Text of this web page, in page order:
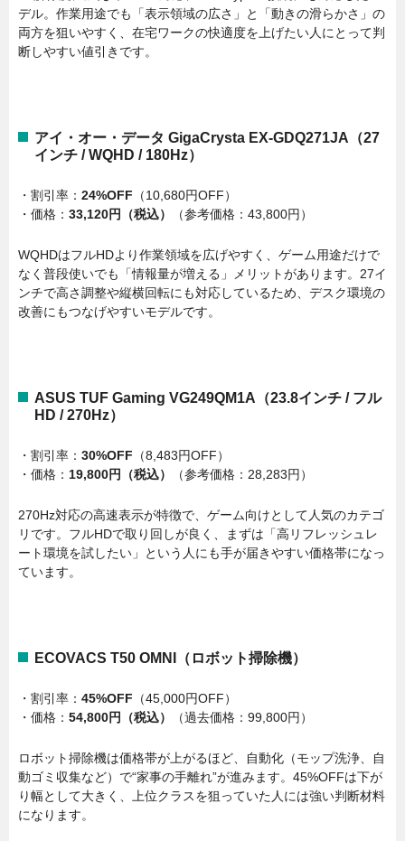
デル。作業用途でも「表示領域の広さ」と「動きの滑らかさ」の
両方を狙いやすく、在宅ワークの快適度を上げたい人にとって判
断しやすい値引きです。
アイ・オー・データ GigaCrysta EX-GDQ271JA（27
インチ / WQHD / 180Hz）
・割引率： 24%OFF （10,680円OFF）
・価格： 33,120円（税込） （参考価格：43,800円）
WQHDはフルHDより作業領域を広げやすく、ゲーム用途だけで
なく普段使いでも「情報量が増える」メリットがあります。27イ
ンチで高さ調整や縦横回転にも対応しているため、デスク環境の
改善にもつなげやすいモデルです。
ASUS TUF Gaming VG249QM1A（23.8インチ / フル
HD / 270Hz）
・割引率： 30%OFF （8,483円OFF）
・価格： 19,800円（税込） （参考価格：28,283円）
270Hz対応の高速表示が特徴で、ゲーム向けとして人気のカテゴ
リです。フルHDで取り回しが良く、まずは「高リフレッシュレ
ート環境を試したい」という人にも手が届きやすい価格帯になっ
ています。
ECOVACS T50 OMNI（ロボット掃除機）
・割引率： 45%OFF （45,000円OFF）
・価格： 54,800円（税込） （過去価格：99,800円）
ロボット掃除機は価格帯が上がるほど、自動化（モップ洗浄、自
動ゴミ収集など）で“家事の手離れ”が進みます。45%OFFは下が
り幅として大きく、上位クラスを狙っていた人には強い判断材料
になります。